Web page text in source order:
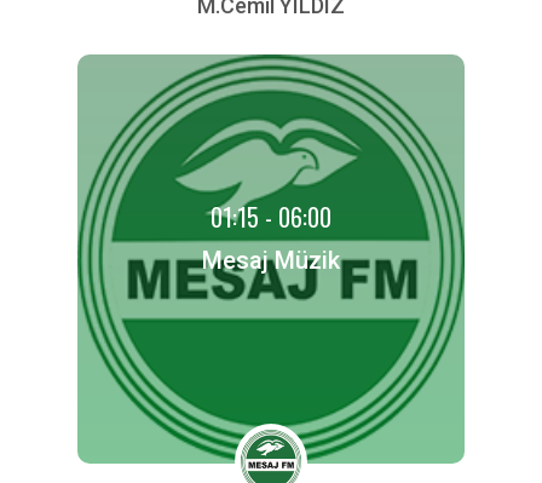
M.Cemil YILDIZ
01:15 - 06:00
Mesaj Müzik